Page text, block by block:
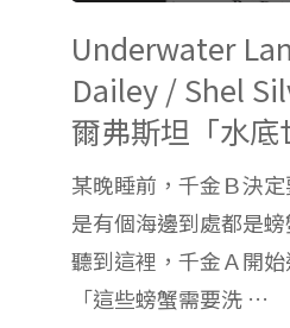
Underwater
Dailey / Shel
爾弗斯坦「水底
某晚睡前，千金Ｂ決
是有個海邊到處都是
聽到這裡，千金Ａ開
「這些螃蟹需要洗 …